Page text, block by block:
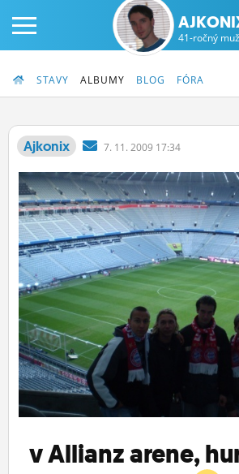
PRIHLÁS SA
ČINŽIAK
FÓRUM
STATUSY
BLOGY
OBRÁZKY
ĽUDIA
MÔJ PROFIL
NASTAVENIA
41-ročný muž
STAVY ALBUMY BLOG FÓRA
Ajkonix 7. 11. 2009 17:34
v Allianz arene,